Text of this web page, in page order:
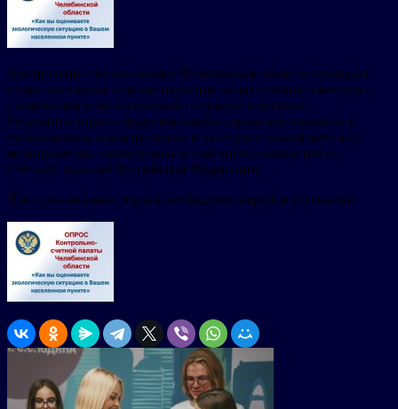
Контрольно-счетная палата Челябинской области проводит
опрос населения в целях изучения общественного мнения о
сложившейся экологической ситуации в регионе.
Результаты опроса будут обобщены, проанализированы и
использованы в контрольных и экспертно-аналитических
мероприятиях, проводимых в том числе, совместно со
Счетной палатой Российской Федерации.
Для прохождения опроса необходимо перейти по ссылке.